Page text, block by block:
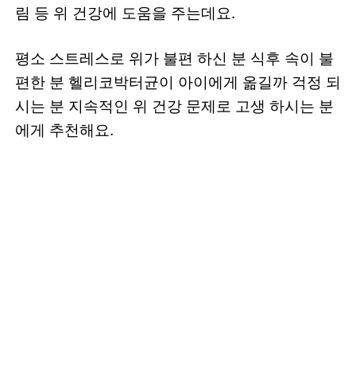
림 등 위 건강에 도움을 주는데요.
평소 스트레스로 위가 불편 하신 분 식후 속이 불
편한 분 헬리코박터균이 아이에게 옮길까 걱정 되
시는 분 지속적인 위 건강 문제로 고생 하시는 분
에게 추천해요.